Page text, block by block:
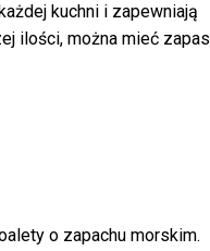
kuchni i zapewniają
ilości, można mieć zapas
o zapachu morskim.